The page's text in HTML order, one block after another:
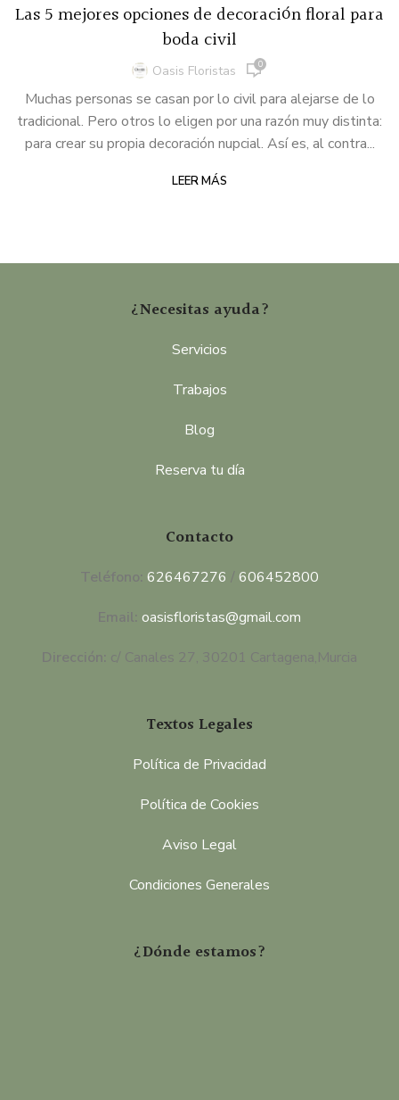
Las 5 mejores opciones de decoración floral para
boda civil
Oasis Floristas 0
Muchas personas se casan por lo civil para alejarse de lo
tradicional. Pero otros lo eligen por una razón muy distinta:
para crear su propia decoración nupcial. Así es, al contra...
LEER MÁS
¿Necesitas ayuda?
Servicios
Trabajos
Blog
Reserva tu día
Contacto
Teléfono: 626467276 / 606452800
Email: oasisfloristas@gmail.com
Dirección: c/ Canales 27, 30201 Cartagena,Murcia
Textos Legales
Política de Privacidad
Política de Cookies
Aviso Legal
Condiciones Generales
¿Dónde estamos?